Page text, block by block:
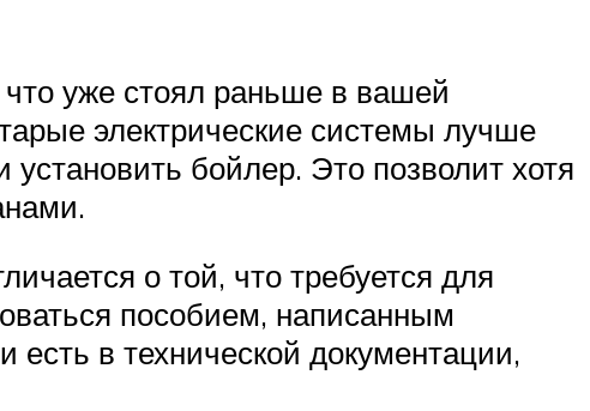
что уже стоял раньше в вашей
электрические системы лучше
бойлер. Это позволит хотя
о той, что требуется для
пособием, написанным
в технической документации,